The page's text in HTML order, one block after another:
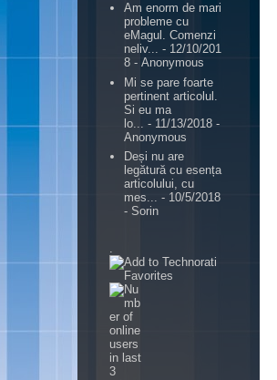
Am enorm de mari
probleme cu
eMagul. Comenzi
neliv... - 12/10/201
8 - Anonymous
Mi se pare foarte
pertinent articolul.
Si eu ma
lo...
- 11/13/2018 -
Anonymous
Deși nu are
legătură cu esența
articolului, cu
mes... - 10/5/2018
- Sorin